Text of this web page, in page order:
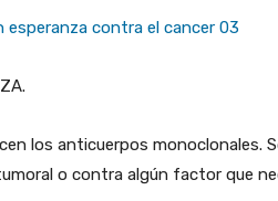
los anticuerpos
o contra algún factor que